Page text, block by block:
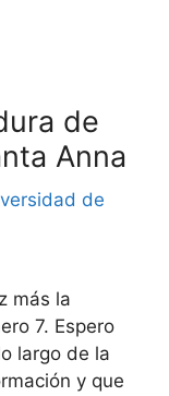
de
Anna
de
más la
7. Espero
largo de la
y que